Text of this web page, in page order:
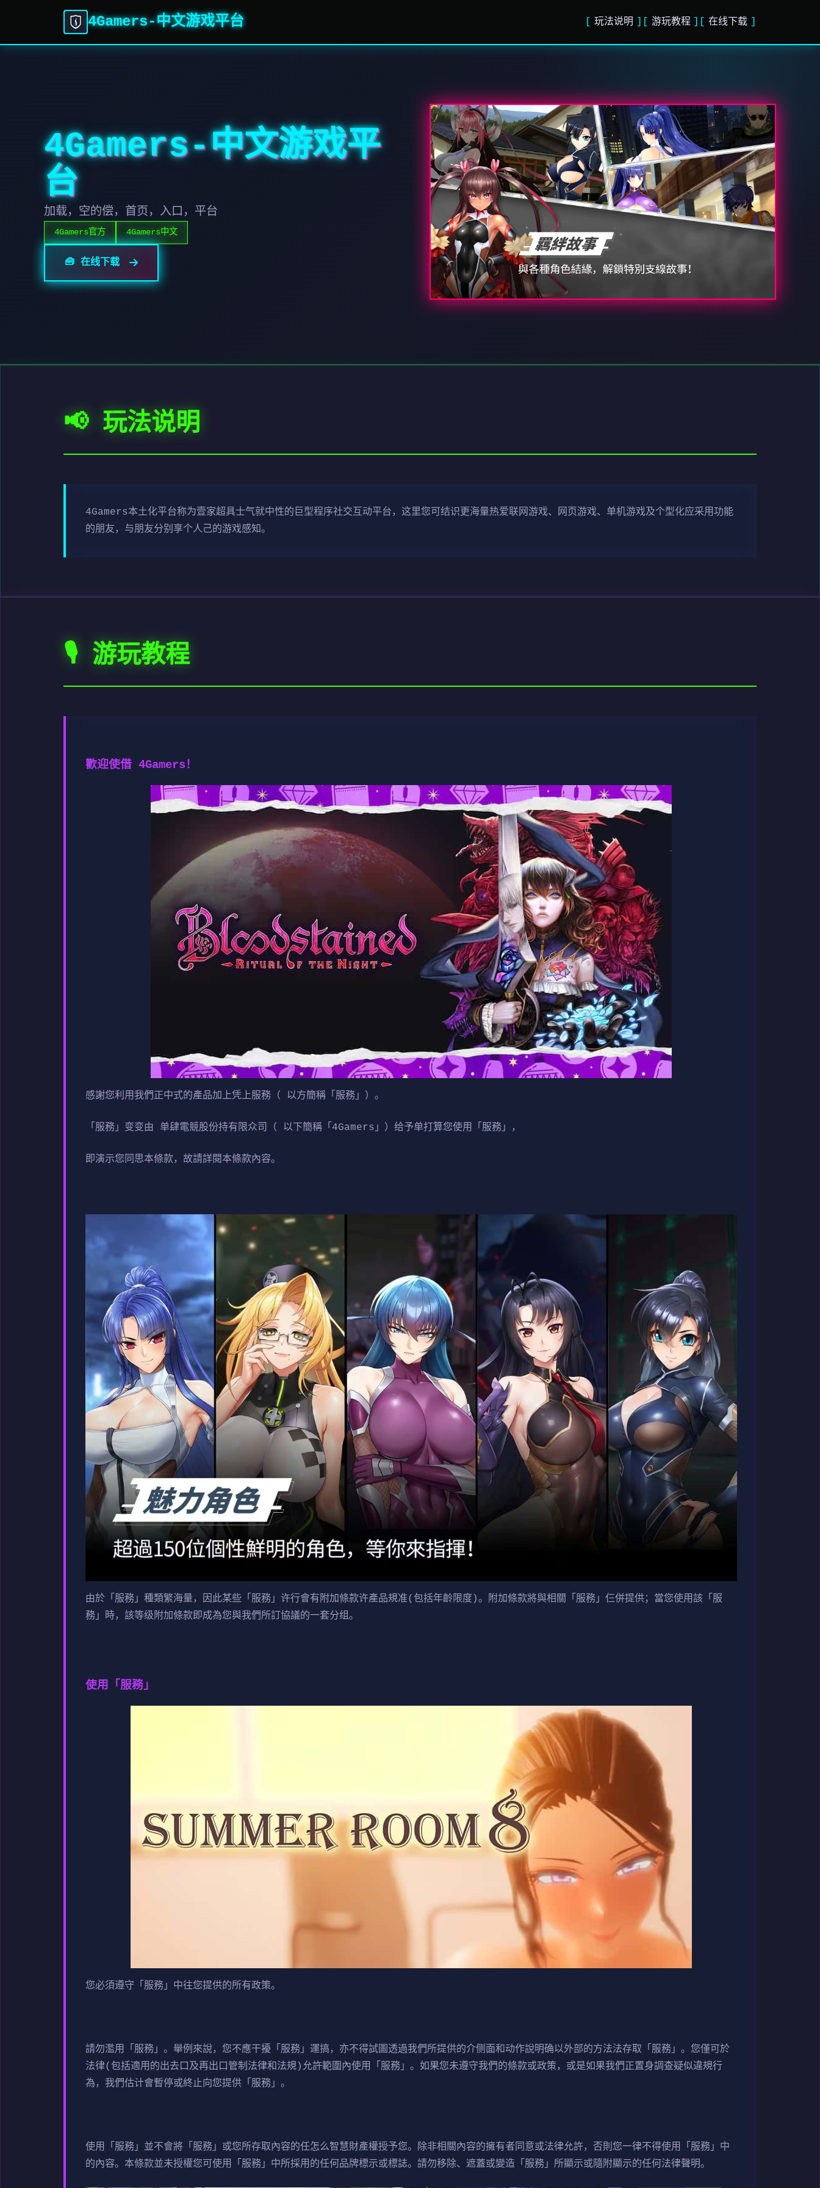
4Gamers-中文游戏平台 玩法说明 游玩教程 在线下载
4Gamers-中文游戏平
台
加载，空的偿，首页，入口，平台
4Gamers官方 4Gamers中文
🧰 在线下载
📢 玩法说明
4Gamers本土化平台称为壹家超具士气就中性的巨型程序社交互动平台，这里您可结识更海量热爱联网游戏、网页游戏、单机游戏及个型化应采用功能
的朋友，与朋友分别享个人己的游戏感知。
🎙️ 游玩教程
歡迎使借 4Gamers！
感謝您利用我們正中式的產品加上凭上服務（ 以方簡稱「服務」）。
「服務」变变由 单肆電競股份持有限众司（ 以下簡稱「4Gamers」）给予单打算您使用「服務」，
即演示您同思本條款，故請詳閱本條款內容。
由於「服務」種類繁海量，因此某些「服務」许行會有附加條款许產品規准(包括年齡限度)。附加條款將與相關「服務」仨併提供；當您使用該「服
務」時，該等级附加條款即成為您與我們所訂協議的一套分组。
使用「服務」
您必須遵守「服務」中往您提供的所有政策。
請勿濫用「服務」。舉例來說，您不應干擾「服務」運搞，亦不得試圖透過我們所提供的介侧面和动作說明确以外部的方法法存取「服務」。您僅可於
法律(包括適用的出去口及再出口管制法律和法規)允許範圍內使用「服務」。如果您未遵守我們的條款或政策，或是如果我們正置身調查疑似違規行
為，我們估计會暫停或終止向您提供「服務」。
使用「服務」並不會將「服務」或您所存取內容的任怎么智慧財產權授予您。除非相關內容的擁有者同意或法律允許，否則您一律不得使用「服務」中
的內容。本條款並未授權您可使用「服務」中所採用的任何品牌標示或標誌。請勿移除、遮蓋或變造「服務」所顯示或隨附顯示的任何法律聲明。